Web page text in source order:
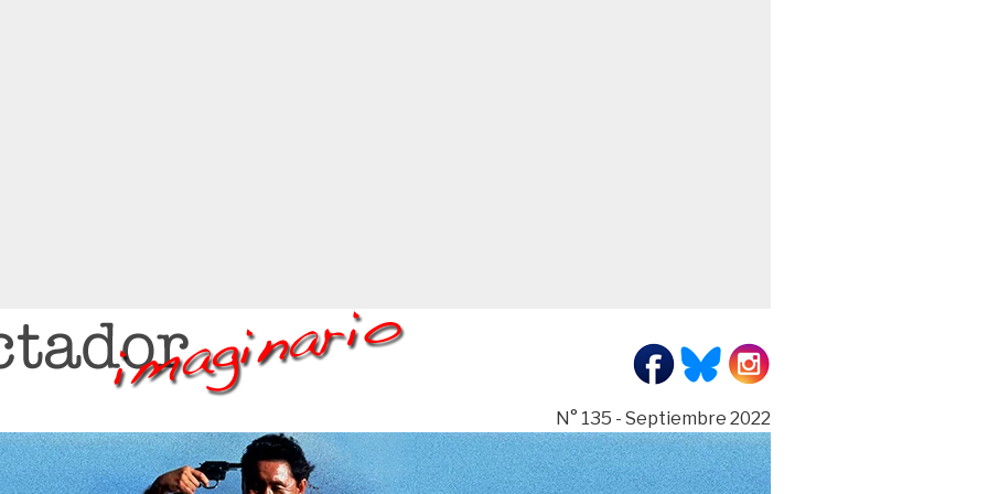
N° 135 - Septiembre 2022